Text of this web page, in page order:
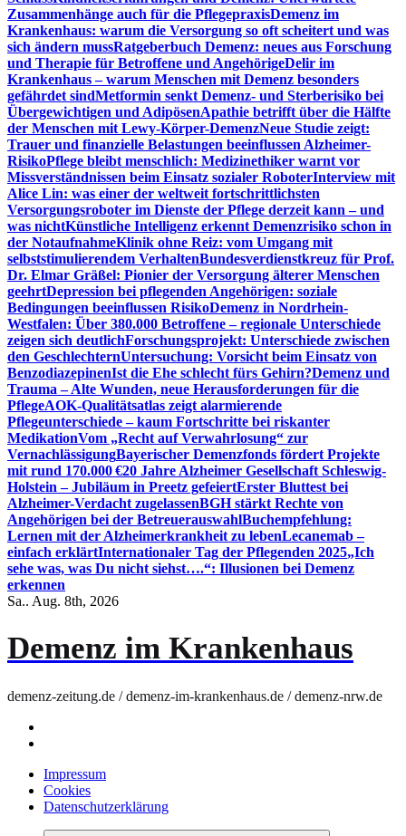
Zusammenhänge auch für die PflegepraxisDemenz im
Krankenhaus: warum die Versorgung so oft scheitert und was
sich ändern mussRatgeberbuch Demenz: neues aus Forschung
und Therapie für Betroffene und AngehörigeDelir im
Krankenhaus – warum Menschen mit Demenz besonders
gefährdet sindMetformin senkt Demenz- und Sterberisiko bei
Übergewichtigen und AdipösenApathie betrifft über die Hälfte
der Menschen mit Lewy-Körper-DemenzNeue Studie zeigt:
Trauer und finanzielle Belastungen beeinflussen Alzheimer-
RisikoPflege bleibt menschlich: Medizinethiker warnt vor
Missverständnissen beim Einsatz sozialer RoboterInterview mit
Alice Lin: was einer der weltweit fortschrittlichsten
Versorgungsroboter im Dienste der Pflege derzeit kann – und
was nichtKünstliche Intelligenz erkennt Demenzrisiko schon in
der NotaufnahmeKlinik ohne Reiz: vom Umgang mit
selbststimulierendem VerhaltenBundesverdienstkreuz für Prof.
Dr. Elmar Gräßel: Pionier der Versorgung älterer Menschen
geehrtDepression bei pflegenden Angehörigen: soziale
Bedingungen beeinflussen RisikoDemenz in Nordrhein-
Westfalen: Über 380.000 Betroffene – regionale Unterschiede
zeigen sich deutlichForschungsprojekt: Unterschiede zwischen
den GeschlechternUntersuchung: Vorsicht beim Einsatz von
BenzodiazepinenIst die Ehe schlecht fürs Gehirn?Demenz und
Trauma – Alte Wunden, neue Herausforderungen für die
PflegeAOK-Qualitätsatlas zeigt alarmierende
Pflegeunterschiede – kaum Fortschritte bei riskanter
MedikationVom „Recht auf Verwahrlosung“ zur
VernachlässigungBayerischer Demenzfonds fördert Projekte
mit rund 170.000 €20 Jahre Alzheimer Gesellschaft Schleswig-
Holstein – Jubiläum in Preetz gefeiertErster Bluttest bei
Alzheimer-Verdacht zugelassenBGH stärkt Rechte von
Angehörigen bei der BetreuerauswahlBuchempfehlung:
Lernen mit der Alzheimerkrankheit zu lebenLecanemab –
einfach erklärtInternationaler Tag der Pflegenden 2025„Ich
sehe was, was Du nicht siehst….“: Illusionen bei Demenz
erkennen
Sa.. Aug. 8th, 2026
Demenz im Krankenhaus
demenz-zeitung.de / demenz-im-krankenhaus.de / demenz-nrw.de
Impressum
Cookies
Datenschutzerklärung